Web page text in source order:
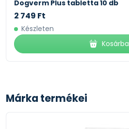
Dogverm Plus tabletta 10 db
2 749 Ft
Készleten
Kosárba
Márka termékei